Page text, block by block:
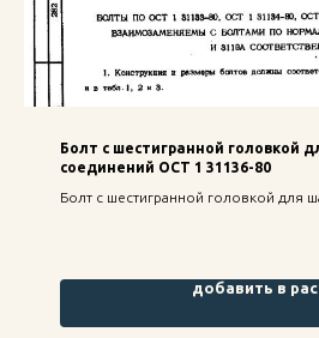
Болт с шестигранной головкой
соединений ОСТ 1 31136-80
Болт с шестигранной головкой для
добавить в